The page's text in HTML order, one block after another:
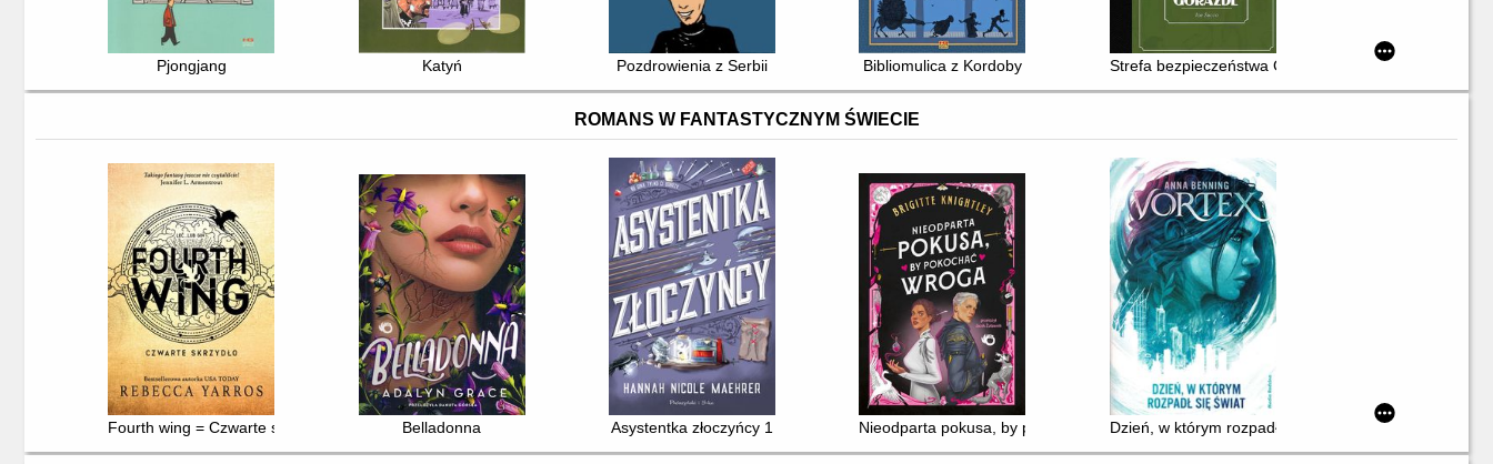
Pjongjang Katyń Pozdrowienia z Serbii Bibliomulica z Kordoby Strefa bezpieczeństwa Goražde
ROMANS W FANTASTYCZNYM ŚWIECIE
Fourth wing = Czwarte skrzydło Belladonna Asystentka złoczyńcy 1 Nieodparta pokusa, by pokochać wrogaDzień, w którym rozpadł się świat